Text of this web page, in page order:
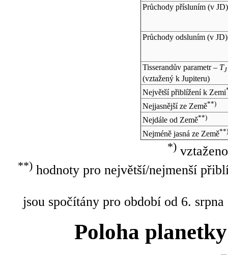
Průchody přísluním (v JD)
Průchody odsluním (v JD)
Tisserandův parametr – TJ
(vztažený k Jupiteru)
Největší přiblížení k Zemi
Nejjasnější ze Země**)
Nejdále od Země**)
Nejméně jasná ze Země**)
*)
**)hodnoty pro největší/nejmenší
jsou spočítány pro období od 6.
Poloha